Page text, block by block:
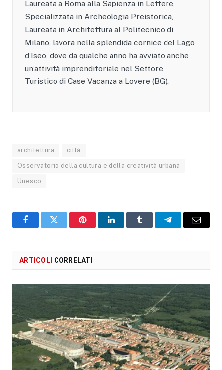
Laureata a Roma alla Sapienza in Lettere,
Specializzata in Archeologia Preistorica,
Laureata in Architettura al Politecnico di
Milano, lavora nella splendida cornice del Lago
d’Iseo, dove da qualche anno ha avviato anche
un’attività imprenditoriale nel Settore
Turistico di Case Vacanza a Lovere (BG).
architettura città
Osservatorio della cultura e della creatività urbana
Unesco
Facebook
X PinterestLinkedInTumblr TelegramEmail
ARTICOLI CORRELATI